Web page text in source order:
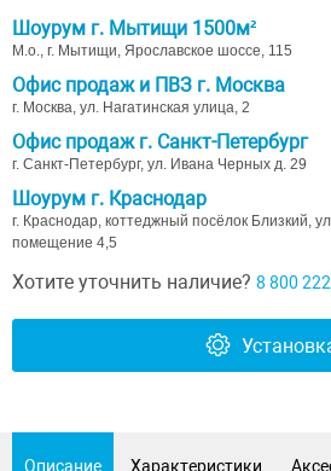
Шоурум г. Мытищи 1500м²
М.о., г. Мытищи, Ярославское шоссе, 115
Офис продаж и ПВЗ г. Москва
г. Москва, ул. Нагатинская улица, 2
Офис продаж г. Санкт-Петербург
г. Санкт-Петербург, ул. Ивана Черных д. 29
Шоурум г. Краснодар
г. Краснодар, коттеджный посёлок Близкий,
помещение 4,5
Хотите уточнить наличие? 8 800
Описание Характеристики